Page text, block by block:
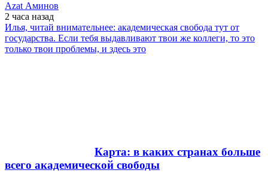
Azat Аминов
2 часа назад
Илья, читай внимательнее: академическая свобода тут от
государства. Если тебя выдавливают твои же коллеги, то это
только твои проблемы, и здесь это
Карта: в каких странах больше
всего академической свободы